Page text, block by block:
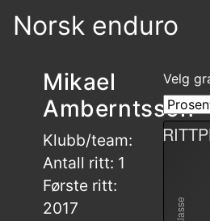
Norsk enduro
Mikael
Amberntsson
Klubb/team:
Antall ritt: 1
Første ritt:
2017
Velg